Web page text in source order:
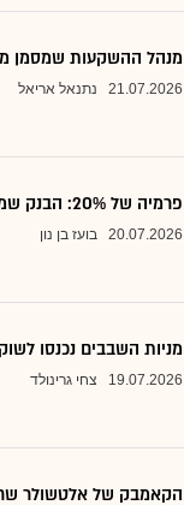
מנהל ההשקעות שמסמן
21.07.2026 נתנאל אריאל
פרמיה של 20%: הבנק שממליץ על שלוש ענקיות הטכנולוגיה
20.07.2026 בועז בן נון
מניות השבבים נכנסו
19.07.2026 צחי גרינולד
הקאמבק של אלטשולר שחם ביוני – ועוד 4